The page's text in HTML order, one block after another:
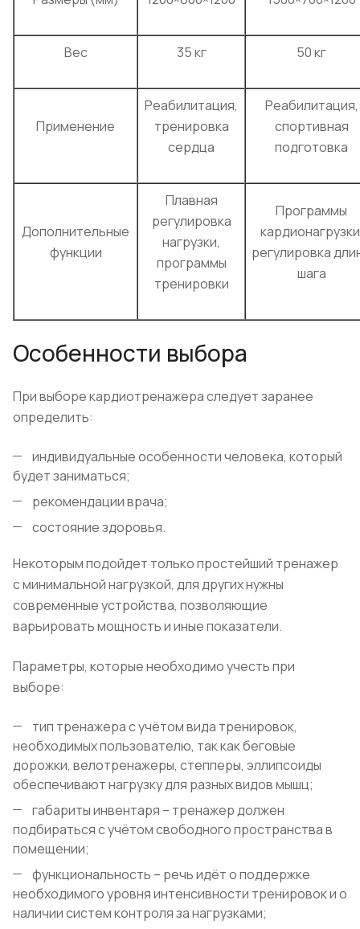
Вес 35 кг 50 кг
Применение
Реабилитация,
тренировка
сердца
Реабилитация,
спортивная
подготовка
Дополнительные
функции
Плавная
регулировка
нагрузки,
программы
тренировки
Программы
регулировка
шага
Особенности выбора
При выборе кардиотренажера следует заранее
определить:
индивидуальные особенности человека, который
будет заниматься;
рекомендации врача;
состояние здоровья.
Некоторым подойдет только простейший тренажер
с минимальной нагрузкой, для других нужны
современные устройства, позволяющие
варьировать мощность и иные показатели.
Параметры, которые необходимо учесть при
выборе:
тип тренажера с учётом вида тренировок,
необходимых пользователю, так как беговые
дорожки, велотренажеры, степперы, эллипсоиды
обеспечивают нагрузку для разных видов мышц;
габариты инвентаря – тренажер должен
подбираться с учётом свободного пространства в
помещении;
функциональность – речь идёт о поддержке
необходимого уровня интенсивности тренировок и о
наличии систем контроля за нагрузками;